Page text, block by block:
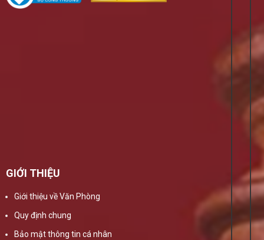
GIỚI THIỆU
Giới thiệu về Văn Phòng
Quy định chung
Bảo mật thông tin cá nhân